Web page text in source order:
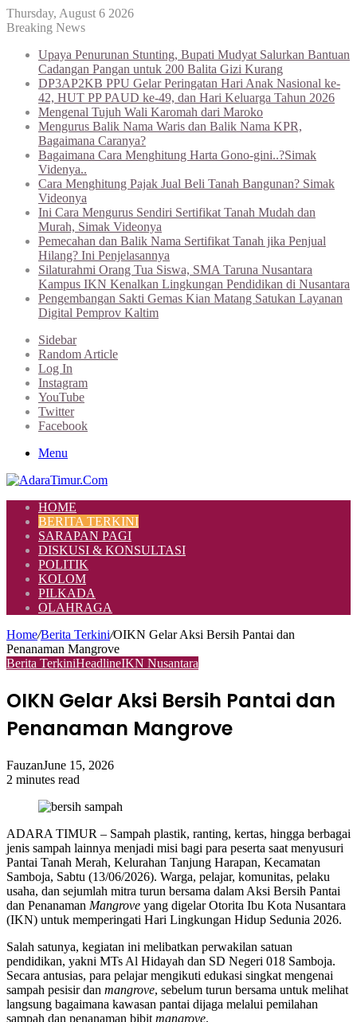
Thursday, August 6 2026
Breaking News
Upaya Penurunan Stunting, Bupati Mudyat Salurkan Bantuan
Cadangan Pangan untuk 200 Balita Gizi Kurang
DP3AP2KB PPU Gelar Peringatan Hari Anak Nasional ke-
42, HUT PP PAUD ke-49, dan Hari Keluarga Tahun 2026
Mengenal Tujuh Wali Karomah dari Maroko
Mengurus Balik Nama Waris dan Balik Nama KPR,
Bagaimana Caranya?
Bagaimana Cara Menghitung Harta Gono-gini..?Simak
Videnya..
Cara Menghitung Pajak Jual Beli Tanah Bangunan? Simak
Videonya
Ini Cara Mengurus Sendiri Sertifikat Tanah Mudah dan
Murah, Simak Videonya
Pemecahan dan Balik Nama Sertifikat Tanah jika Penjual
Hilang? Ini Penjelasannya
Silaturahmi Orang Tua Siswa, SMA Taruna Nusantara
Kampus IKN Kenalkan Lingkungan Pendidikan di Nusantara
Pengembangan Sakti Gemas Kian Matang Satukan Layanan
Digital Pemprov Kaltim
Sidebar
Random Article
Log In
Instagram
YouTube
Twitter
Facebook
Menu
HOME
BERITA TERKINI
SARAPAN PAGI
DISKUSI & KONSULTASI
POLITIK
KOLOM
PILKADA
OLAHRAGA
Home/Berita Terkini/OIKN Gelar Aksi Bersih Pantai dan
Penanaman Mangrove
Berita TerkiniHeadlineIKN Nusantara
OIKN Gelar Aksi Bersih Pantai dan
Penanaman Mangrove
FauzanJune 15, 2026
2 minutes read
ADARA TIMUR – Sampah plastik, ranting, kertas, hingga berbagai
jenis sampah lainnya menjadi misi bagi para peserta saat menyusuri
Pantai Tanah Merah, Kelurahan Tanjung Harapan, Kecamatan
Samboja, Sabtu (13/06/2026). Warga, pelajar, komunitas, pelaku
usaha, dan sejumlah mitra turun bersama dalam Aksi Bersih Pantai
dan Penanaman Mangrove yang digelar Otorita Ibu Kota Nusantara
(IKN) untuk memperingati Hari Lingkungan Hidup Sedunia 2026.
Salah satunya, kegiatan ini melibatkan perwakilan satuan
pendidikan, yakni MTs Al Hidayah dan SD Negeri 018 Samboja.
Secara antusias, para pelajar mengikuti edukasi singkat mengenai
sampah pesisir dan mangrove, sebelum turun bersama untuk melihat
langsung bagaimana kawasan pantai dijaga melalui pemilahan
sampah dan penanaman bibit mangrove.